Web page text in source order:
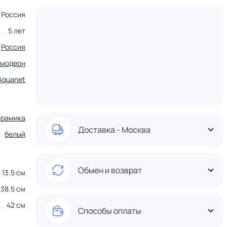
Россия
5 лет
Россия
модерн
белый
13.5 см
38.5 см
42 см
Доставка - Москва
Обмен и возврат
Способы оплаты